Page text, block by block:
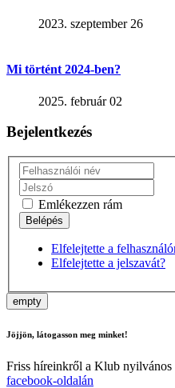
2023. szeptember 26
Mi történt 2024-ben?
2025. február 02
Bejelentkezés
Emlékezzen rám
Elfelejtette a
Elfelejtette a jelszavát?
empty
Jöjjön, látogasson meg minket!
Friss híreinkről a Klub nyilvános
facebook-oldalán